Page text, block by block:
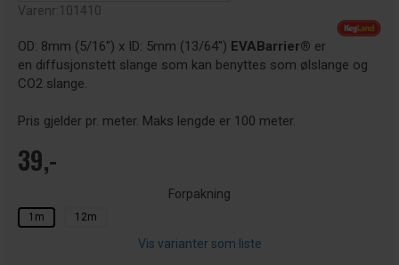
Varenr:101410
OD: 8mm (5/16") x ID: 5mm (13/64") EVABarrier® er
en diffusjonstett slange som kan benyttes som ølslange og
CO2 slange.
Pris gjelder pr. meter. Maks lengde er 100 meter.
39,-
Forpakning
1m 12m
Vis varianter som liste